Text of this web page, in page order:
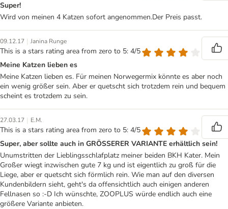
Super!
Wird von meinen 4 Katzen sofort angenommen.Der Preis passt.
09.12.17 | Janina Runge
This is a stars rating area from zero to 5: 4/5
Meine Katzen lieben es
Meine Katzen lieben es. Für meinen Norwegermix könnte es aber noch
ein wenig größer sein. Aber er quetscht sich trotzdem rein und bequem
scheint es trotzdem zu sein.
27.03.17 | E.M.
This is a stars rating area from zero to 5: 4/5
Super, aber sollte auch in GRÖSSERER VARIANTE erhältlich sein!
Unumstritten der Lieblingsschlafplatz meiner beiden BKH Kater. Mein
Großer wiegt inzwischen gute 7 kg und ist eigentlich zu groß für die
Liege, aber er quetscht sich förmlich rein. Wie man auf den diversen
Kundenbildern sieht, geht's da offensichtlich auch einigen anderen
Fellnasen so :-D Ich wünschte, ZOOPLUS würde endlich auch eine
größere Variante anbieten.